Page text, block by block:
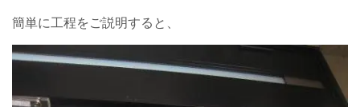
簡単に工程をご説明すると、